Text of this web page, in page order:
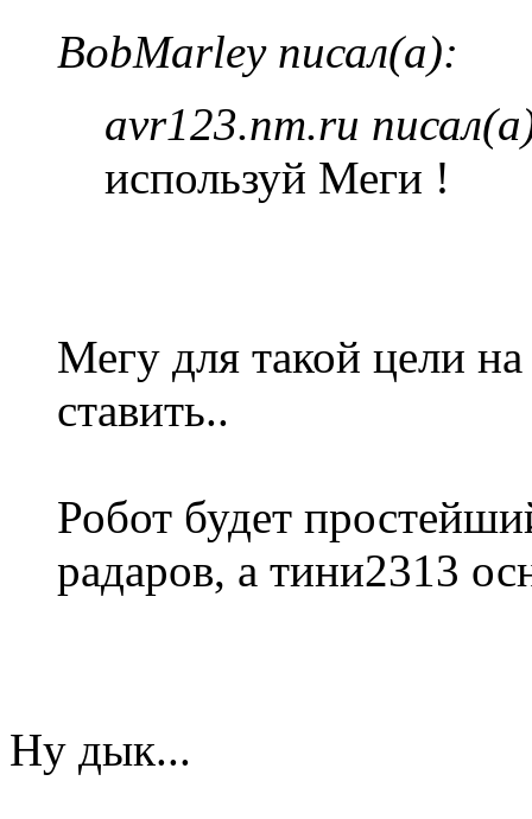
BobMarley писал(а):
avr123.nm.ru
используй Меги !
Мегу для такой цели
ставить..
Робот будет
радаров, а тини2313
Ну дык...